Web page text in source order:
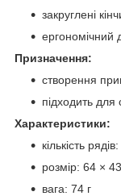
закруглені
ергономічний
Призначення:
створення
підходить для
Характеристики:
кількість
розмір: 64 ×
вага: 74 г